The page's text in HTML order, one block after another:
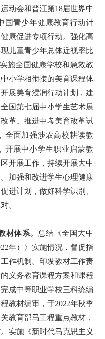
动会和晋江第18届世界中
国青少年健康教育行动计
康促进专项行动。强化高
儿童青少年总体近视率比
施全国健康学校和急救教
小学相衔接的美育课程体
展美育浸润行动计划，建
国第七届中小学生艺术展
革。推进中考美育改革试
全面加强涉农高校耕读教
开展中小学生职业启蒙教
开展工作，持续开展大中
加强和改进学生心理健康
进计划，做好科学识别、
。
材体系。 总结《全国大中
年）》实施情况，督促指
作机制。印发教材工作责
义务教育课程方案和课程
成中等职业学校三科统编
教材编审，于2022年秋季
教育部马工程重点教材，
实施《新时代马克思主义